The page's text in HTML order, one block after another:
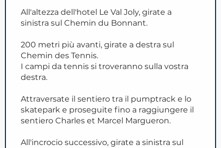
All'altezza dell'hotel Le Val Joly, girate a
sinistra sul Chemin du Bonnant.
200 metri più avanti, girate a destra sul
Chemin des Tennis.
I campi da tennis si troveranno sulla vostra
destra.
Attraversate il sentiero tra il pumptrack e lo
skatepark e proseguite fino a raggiungere il
sentiero Charles et Marcel Margueron.
All'incrocio successivo, girate a sinistra sul